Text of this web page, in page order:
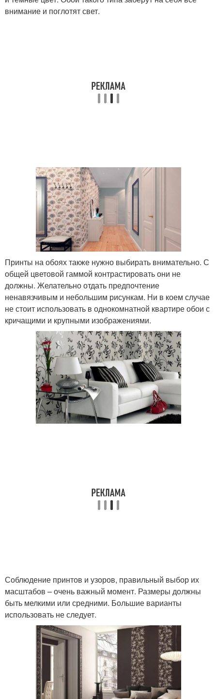
внимание и поглотят свет.
Принты на обоях также нужно выбирать внимательно. С
общей цветовой гаммой контрастировать они не
должны. Желательно отдать предпочтение
ненавязчивым и небольшим рисункам. Ни в коем случае
не стоит использовать в однокомнатной квартире обои с
кричащими и крупными изображениями.
Соблюдение принтов и узоров, правильный выбор их
масштабов – очень важный момент. Размеры должны
быть мелкими или средними. Большие варианты
использовать не следует.